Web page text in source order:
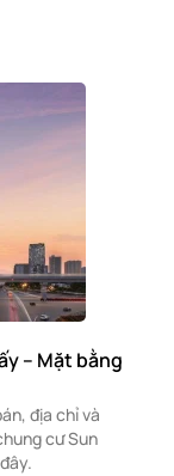
– Mặt bằng
địa chỉ và
cư Sun